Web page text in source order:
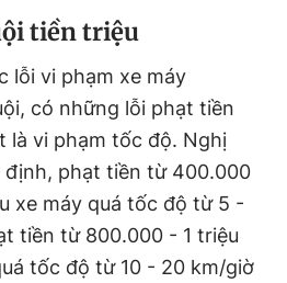
tiền triệu
lỗi vi phạm xe máy
có những lỗi phạt tiền
là vi phạm tốc độ. Nghị
định, phạt tiền từ 400.000
xe máy quá tốc độ từ 5 -
tiền từ 800.000 - 1 triệu
tốc độ từ 10 - 20 km/giờ